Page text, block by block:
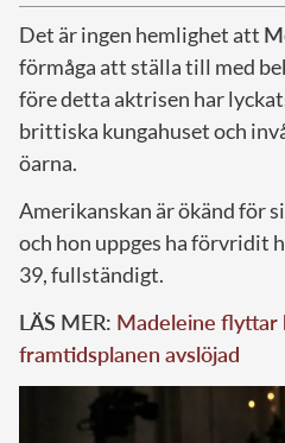
Det är ingen hemlighet att
förmåga att ställa till med
före detta aktrisen har
brittiska kungahuset och
öarna.
Amerikanskan är ökänd för
och hon uppges ha förvridit
39, fullständigt.
LÄS MER: Madeleine flyttar
framtidsplanen avslöjad